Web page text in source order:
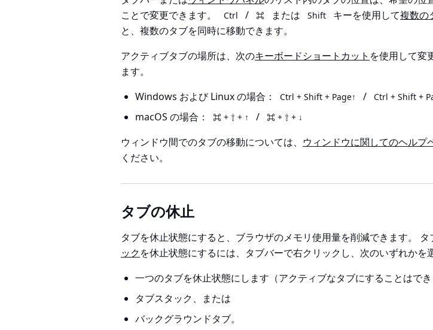
ことで変更できます。
Ctrl / ⌘ または Shift キーを使用して複数の
と、複数のタブを同時に移動できます。
アクティブタブの場所は、次のキーボードショートカット を使用して変
ます。
Windows および Linux の場合：
Ctrl + Shift + Page↑ / Ctrl + Shift +
macOS の場合： ⌘ + ⇧ + ↑ / ⌘ + ⇧ + ↓
ウィンドウ間でのタブの移動については、 ウィンドウに関してのヘルプ
ください。
タブの休止
タブを休止状態にすると、ブラウザのメモリ使用量を削減できます。 タ
ックを休止状態にするには、タブバーで右クリックし、次のいずれかを
一つのタブを休止状態にします（アクティブなタブにすることはでき
タブスタック、または
バックグラウンドタブ。